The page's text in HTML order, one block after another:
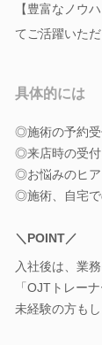
【豊富なノウ
てご活躍いた
具体的には
◎施術の予約受
◎来店時の受付
◎お悩みのヒア
◎施術、自宅で
＼POINT／
入社後は、業
「OJTトレー
未経験の方も